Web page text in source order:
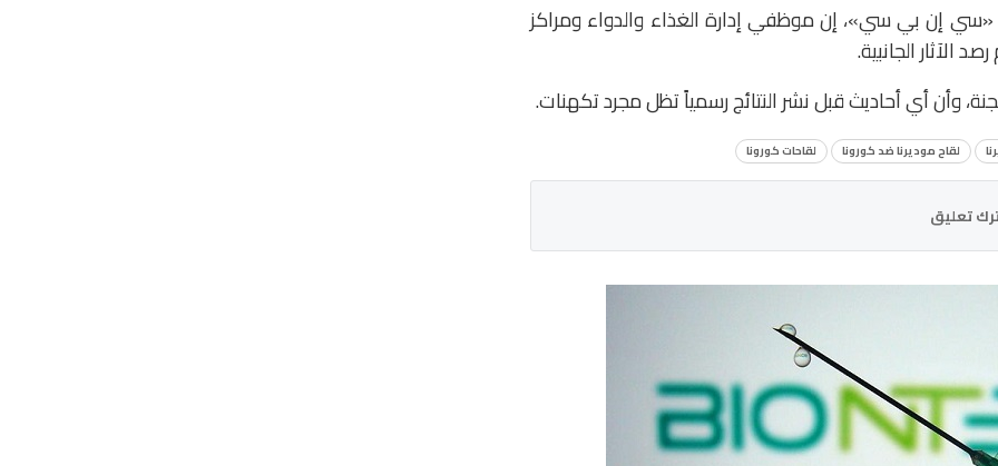
إن بي سي»، إن موظفي إدارة الغذاء والدواء ومراكز
الآثار الجانبية.
وأن أي أحاديث قبل نشر النتائج رسمياً تظل مجرد تكهنات.
لقاح موديرنا ضد كورونا لقاحات كورونا
تعليق